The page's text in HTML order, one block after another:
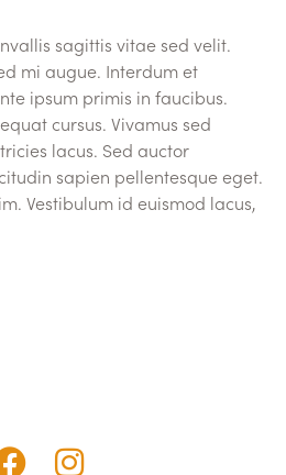
sagittis vitae sed velit.
mi augue. Interdum et
ipsum primis in faucibus.
cursus. Vivamus sed
lacus. Sed auctor
sapien pellentesque eget.
Vestibulum id euismod lacus,